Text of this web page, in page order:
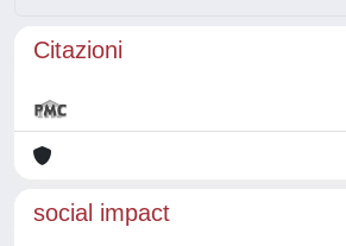
Citazioni
social impact